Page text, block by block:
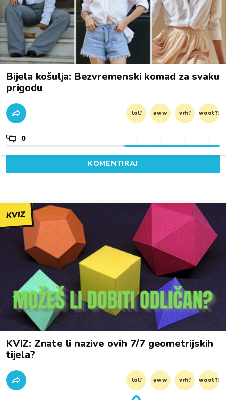
Bijela košulja: Bezvremenski komad za svaku
prigodu
lol! aww vrh! woot?!
0
KOMENTIRAJ
KVIZ
KVIZ: Znate li nazive ovih 7/7 geometrijskih
tijela?
lol! aww vrh! woot?!